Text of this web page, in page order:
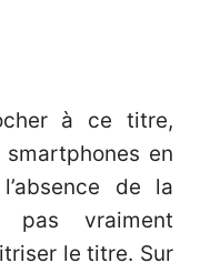
à ce titre,
en
de la
pas vraiment
le titre. Sur